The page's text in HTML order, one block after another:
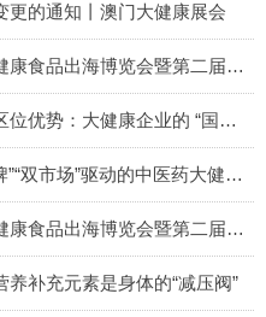
更的通知丨澳门大健康展会
【展会预告】横琴中医药与营养健康食品出海博览会暨第二届澳门国际大健康峰会将于横琴盛大启幕
【展会新闻】一文看懂「横琴」区位优势：大健康企业的 “国际化跳板”丨澳门大健康展会
【展会新闻】横琴+澳门：“双品牌”“双市场”驱动的中医药大健康产业发展“黄金区域”丨澳门大健康展会
【展会邀约】横琴中医药与营养健康食品出海博览会暨第二届澳门国际大健康峰会将于2025年12月11-13日在横琴举办
养补充元素是身体的“减压阀”